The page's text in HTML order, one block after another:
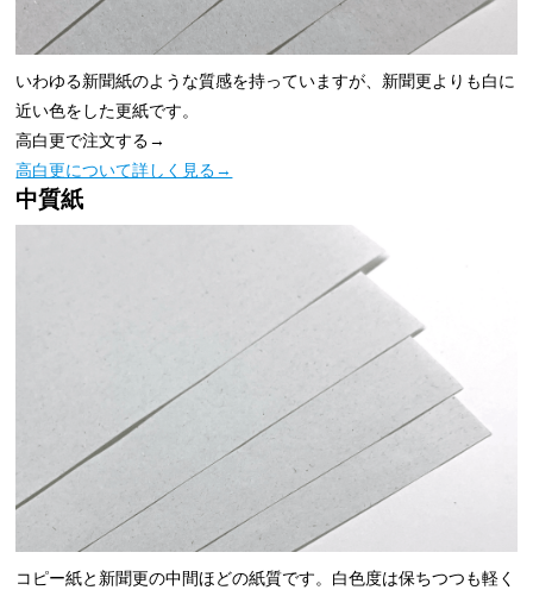
いわゆる新聞紙のような質感を持っていますが、新聞更よりも白に
近い色をした更紙です。
高白更で注文する→
高白更について詳しく見る→
中質紙
コピー紙と新聞更の中間ほどの紙質です。白色度は保ちつつも軽く